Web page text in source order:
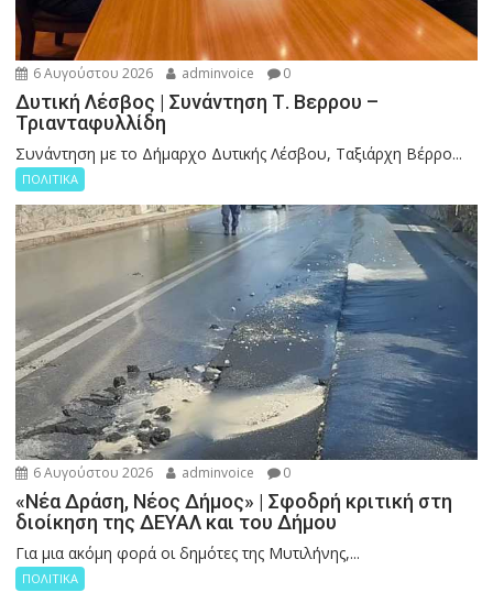
6 Αυγούστου 2026 adminvoice 0
Δυτική Λέσβος | Συνάντηση Τ. Βερρου –
Τριανταφυλλίδη
Συνάντηση με το Δήμαρχο Δυτικής Λέσβου, Ταξιάρχη Βέρρο...
ΠΟΛΙΤΙΚΑ
6 Αυγούστου 2026 adminvoice 0
«Νέα Δράση, Νέος Δήμος» | Σφοδρή κριτική στη
διοίκηση της ΔΕΥΑΛ και του Δήμου
Για μια ακόμη φορά οι δημότες της Μυτιλήνης,...
ΠΟΛΙΤΙΚΑ